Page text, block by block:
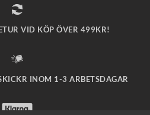
VID KÖP ÖVER 499KR!
INOM 1-3 ARBETSDAGAR